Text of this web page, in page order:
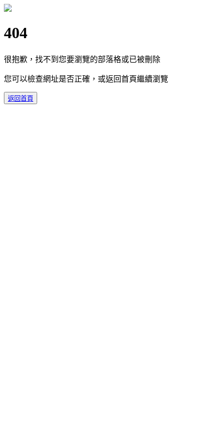
404
很抱歉，找不到您要瀏覽的部落格或已被刪除
您可以檢查網址是否正確，或返回首頁繼續瀏覽
返回首頁